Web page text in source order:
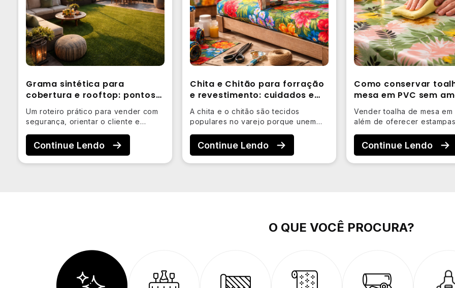
Grama sintética para
cobertura e rooftop: pontos
de atenção
Um roteiro prático para vender com
segurança, orientar o cliente e
Continue Lendo
Chita e Chitão para forração
e revestimento: cuidados e
indicação
A chita e o chitão são tecidos
populares no varejo porque unem
Continue Lendo
Como conservar
mesa em PVC sem
Vender toalha de mesa em
além de oferecer
Continue Lendo
O QUE VOCÊ PROCURA?